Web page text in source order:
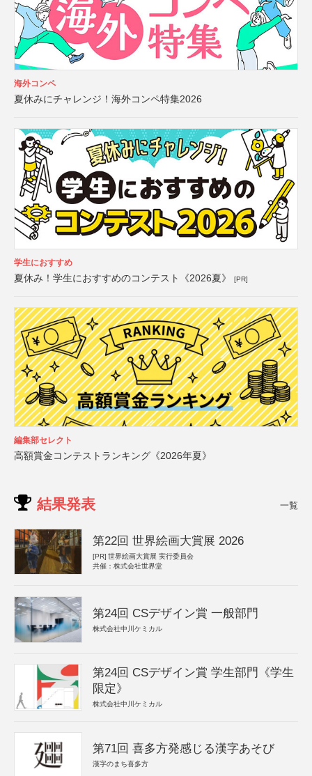
海外コンペ
夏休みにチャレンジ！海外コンペ特集2026
学生におすすめ
夏休み！学生におすすめのコンテスト《2026夏》 [PR]
編集部セレクト
高額賞金コンテストランキング《2026年夏》
結果発表 一覧
第22回 世界絵画大賞展 2026
[PR] 世界絵画大賞展 実行委員会
共催：株式会社世界堂
第24回 CSデザイン賞 一般部門
株式会社中川ケミカル
第24回 CSデザイン賞 学生部門《学生
限定》
株式会社中川ケミカル
第71回 喜多方発感じる漢字あそび
漢字のまち喜多方